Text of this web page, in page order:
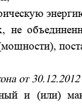
не
от
и (или)